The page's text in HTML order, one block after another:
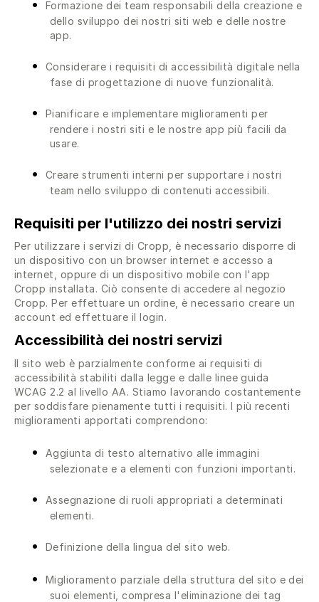
Formazione dei team responsabili della creazione e
dello sviluppo dei nostri siti web e delle nostre
app.
Considerare i requisiti di accessibilità digitale nella
fase di progettazione di nuove funzionalità.
Pianificare e implementare miglioramenti per
rendere i nostri siti e le nostre app più facili da
usare.
Creare strumenti interni per supportare i nostri
team nello sviluppo di contenuti accessibili.
Requisiti per l'utilizzo dei nostri servizi
Per utilizzare i servizi di Cropp, è necessario disporre di
un dispositivo con un browser internet e accesso a
internet, oppure di un dispositivo mobile con l'app
Cropp installata. Ciò consente di accedere al negozio
Cropp. Per effettuare un ordine, è necessario creare un
account ed effettuare il login.
Accessibilità dei nostri servizi
Il sito web è parzialmente conforme ai requisiti di
accessibilità stabiliti dalla legge e dalle linee guida
WCAG 2.2 al livello AA. Stiamo lavorando costantemente
per soddisfare pienamente tutti i requisiti. I più recenti
miglioramenti apportati comprendono:
Aggiunta di testo alternativo alle immagini
selezionate e a elementi con funzioni importanti.
Assegnazione di ruoli appropriati a determinati
elementi.
Definizione della lingua del sito web.
Miglioramento parziale della struttura del sito e dei
suoi elementi, compresa l'eliminazione dei tag